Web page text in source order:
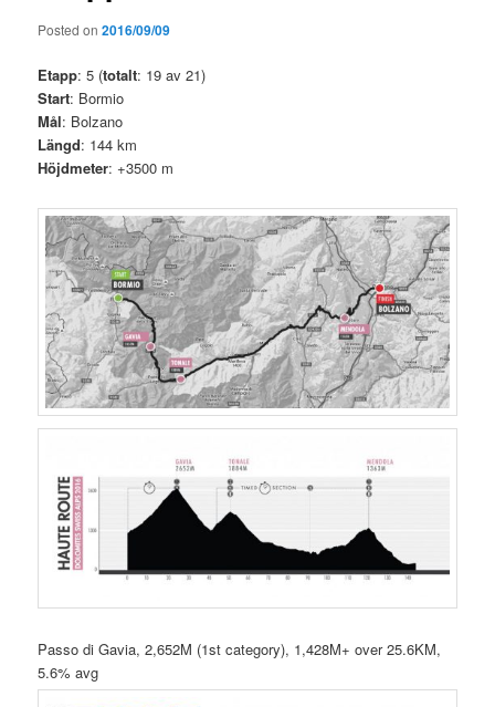
Posted on2016/09/09
Etapp: 5 (totalt: 19 av 21)
Start: Bormio
Mål: Bolzano
Längd: 144 km
Höjdmeter: +3500 m
Passo di Gavia, 2,652M (1st category), 1,428M+ over 25.6KM,
5.6% avg